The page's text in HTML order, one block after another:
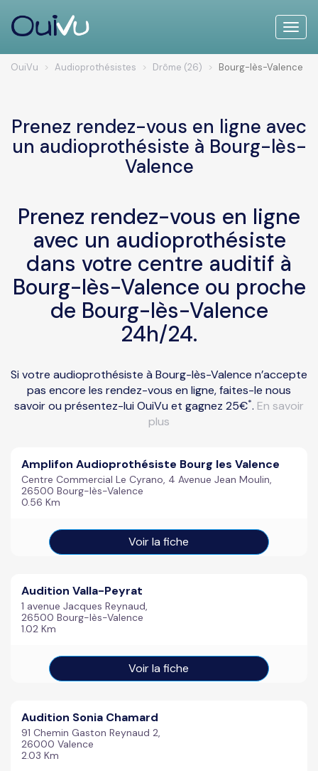
Toggle
OuiVu Audioprothésistes Drôme (26) Bourg-lès-Valence
Prenez rendez-vous en ligne avec
un audioprothésiste à Bourg-lès-
Valence
Prenez rendez-vous en ligne
avec un audioprothésiste
dans votre centre auditif à
Bourg-lès-Valence ou proche
de Bourg-lès-Valence
24h/24.
Si votre audioprothésiste à Bourg-lès-Valence n’accepte
pas encore les rendez-vous en ligne, faites-le nous
savoir ou présentez-lui OuiVu et gagnez 25€*. En savoir
plus
Amplifon Audioprothésiste Bourg les Valence
Centre Commercial Le Cyrano, 4 Avenue Jean Moulin,
26500 Bourg-lès-Valence
0.56 Km
Voir la fiche
Audition Valla-Peyrat
1 avenue Jacques Reynaud,
26500 Bourg-lès-Valence
1.02 Km
Voir la fiche
Audition Sonia Chamard
91 Chemin Gaston Reynaud 2,
26000 Valence
2.03 Km